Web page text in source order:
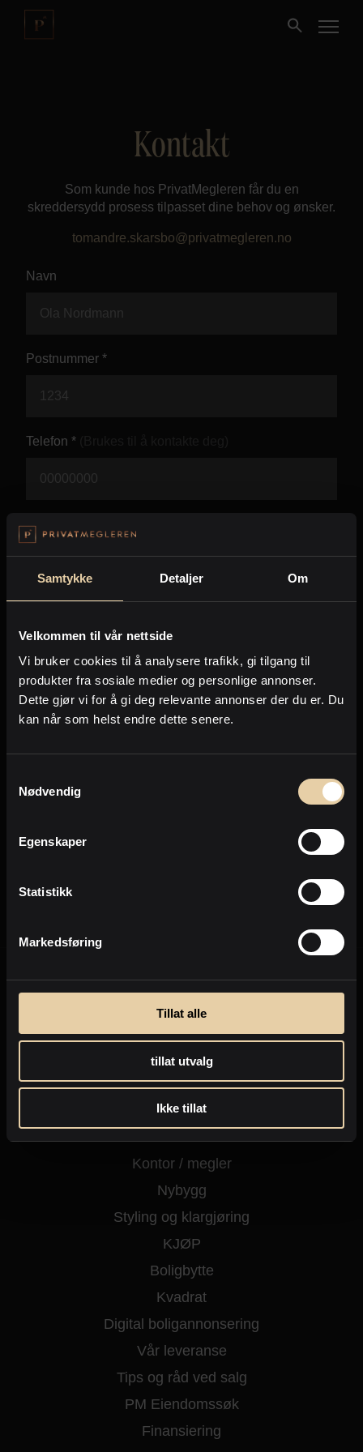
Samtykke Detaljer Om
Velkommen til vår nettside
Vi bruker cookies til å analysere trafikk, gi tilgang til
produkter fra sosiale medier og personlige annonser.
Dette gjør vi for å gi deg relevante annonser der du er. Du
kan når som helst endre dette senere.
Nødvendig
Egenskaper
Statistikk
Markedsføring
Tillat alle
tillat utvalg
Ikke tillat
Nybygg
Næring
Kontor og megler
Digital boligannonsering
Styling og klargjøring
Kjøpsmegling
Stillinger
Kontakt
Som kunde hos PrivatMegleren får du en
skreddersydd prosess tilpasset dine behov og ønsker.
tomandre.skarsbo@privatmegleren.no
Navn
Postnummer *
Telefon *
E-post *
Beskjed *
Selge eiendom
Kjøpe eiendom
Fritidseiendom
Kontor / megler
Nybygg
Styling og klargjøring
KJØP
Boligbytte
Kvadrat
Digital boligannonsering
Vår leveranse
Tips og råd ved salg
PM Eiendomssøk
Finansiering